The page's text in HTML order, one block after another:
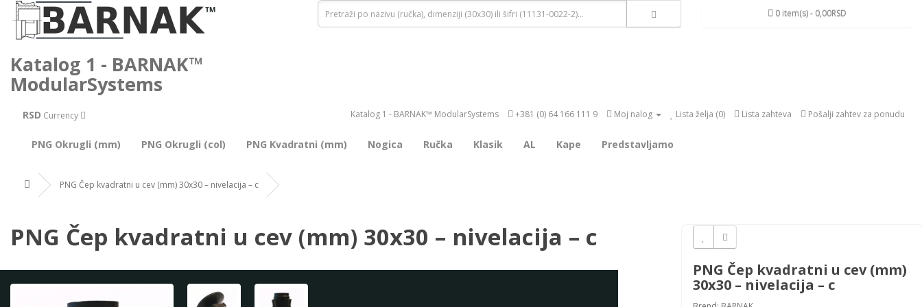
Katalog 1 - BARNAK™
ModularSystems
0 item(s) - 0,00RSD
RSD Currency Katalog 1 - BARNAK™ ModularSystems +381 (0) 64 166 111 9 Moj nalog Lista želja (0) Lista zahteva Pošalji zahtev za ponudu
PNG Okrugli (mm) PNG Okrugli (col) PNG Kvadratni (mm) Nogica Ručka Klasik AL Kape Predstavljamo
PNG Čep kvadratni u cev (mm) 30x30 – nivelacija – c
PNG Čep kvadratni u cev (mm) 30x30 – nivelacija – c
PNG Čep kvadratni u cev (mm)
30x30 – nivelacija – c